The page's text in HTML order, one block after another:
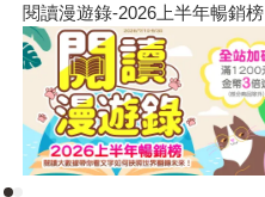
閱讀漫遊錄-2026上半年暢銷榜